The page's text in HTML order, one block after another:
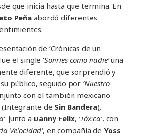
que inicia hasta que termina. En
Peñaabordó diferentes
de ‘Crónicas de un
el single ‘Sonríes como nadie’una
diferente, que sorprendió y
público, seguido por‘Nuestro
con el también mexicano
(Integrante de Sin Bandera),
junto a Danny Felix, ‘Tóxica’, con
Velocidad’, en compañía de Yoss